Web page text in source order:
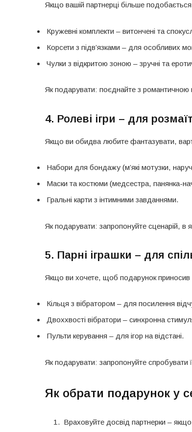
Якщо вашій партнерці більше подобається
Кружевні комплекти – витончені та
Корсети з підв’язками – для особливих
Чулки з відкритою зоною – зручні та
Як подарувати: поєднайте з романтичною
4. Ролеві ігри – для
Якщо ви обидва любите фантазувати,
Набори для бондажу (м’які мотузки,
Маски та костюми (медсестра, панянка-
Гральні карти з інтимними завданнями.
Як подарувати: запропонуйте сценарій, в
5. Парні іграшки – для
Якщо ви хочете, щоб подарунок приносив
Кільця з вібратором – для посилення
Двоххвості вібратори – синхронна
Пульти керування – для ігор на відстані.
Як подарувати: запропонуйте
Як обрати подарунок у
Враховуйте досвід партнерки –